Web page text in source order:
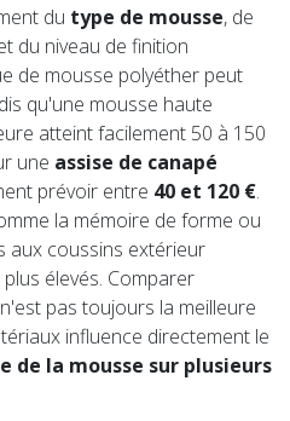
du type de mousse, de
du niveau de finition
de mousse polyéther peut
qu'une mousse haute
atteint facilement 50 à 150
une assise de canapé
prévoir entre 40 et 120 €.
la mémoire de forme ou
aux coussins extérieur
élevés. Comparer
pas toujours la meilleure
influence directement le
de la mousse sur plusieurs